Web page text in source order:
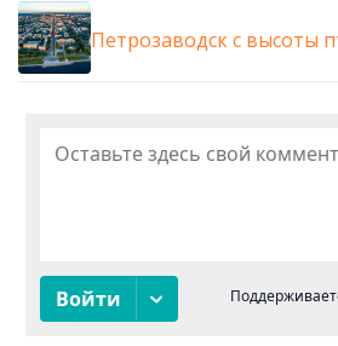
Петрозаводск с высоты